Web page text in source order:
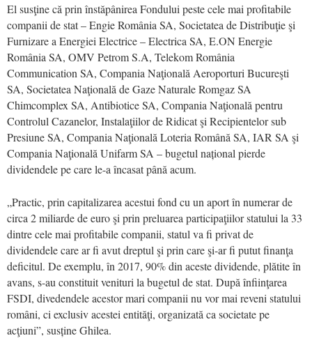
El susţine că prin înstăpânirea Fondului peste cele mai profitabile
companii de stat – Engie România SA, Societatea de Distribuţie şi
Furnizare a Energiei Electrice – Electrica SA, E.ON Energie
România SA, OMV Petrom S.A, Telekom România
Communication SA, Compania Naţională Aeroporturi Bucureşti
SA, Societatea Naţională de Gaze Naturale Romgaz SA
Chimcomplex SA, Antibiotice SA, Compania Naţională pentru
Controlul Cazanelor, Instalaţiilor de Ridicat şi Recipientelor sub
Presiune SA, Compania Naţională Loteria Română SA, IAR SA şi
Compania Naţională Unifarm SA – bugetul național pierde
dividendele pe care le-a încasat până acum.
„Practic, prin capitalizarea acestui fond cu un aport în numerar de
circa 2 miliarde de euro şi prin preluarea participaţiilor statului la 33
dintre cele mai profitabile companii, statul va fi privat de
dividendele care ar fi avut dreptul şi prin care şi-ar fi putut finanţa
deficitul. De exemplu, în 2017, 90% din aceste dividende, plătite în
avans, s-au constituit venituri la bugetul de stat. După înfiinţarea
FSDI, divedendele acestor mari companii nu vor mai reveni statului
români, ci exclusiv acestei entităţi, organizată ca societate pe
acţiuni”, susține Ghilea.